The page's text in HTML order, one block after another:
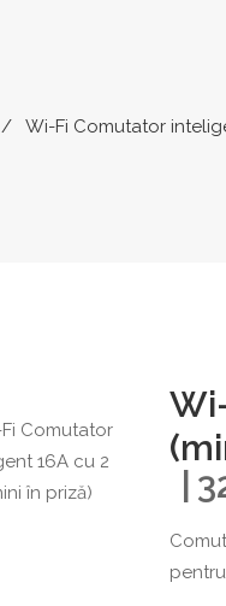
Wi-Fi Comutator